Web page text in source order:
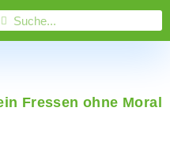
Fressen ohne Moral